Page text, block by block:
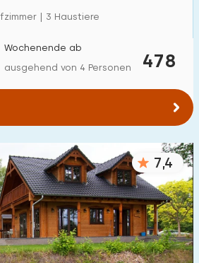
10 20
:
10 20
(max. km)
2 5
| 3 Haustiere
478
Wochenende ab
ausgehend von 4 Personen
7,4